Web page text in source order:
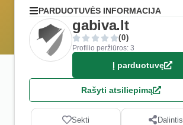
PARDUOTUVĖS INFORMACIJA
gabiva.lt
(0)
Profilio peržiūros: 3
Į parduotuvę
Rašyti atsiliepimą
Sekti Dalintis